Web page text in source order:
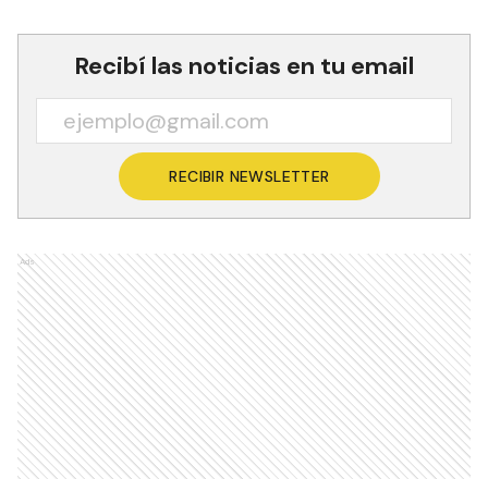
Recibí las noticias en tu email
RECIBIR NEWSLETTER
Ads